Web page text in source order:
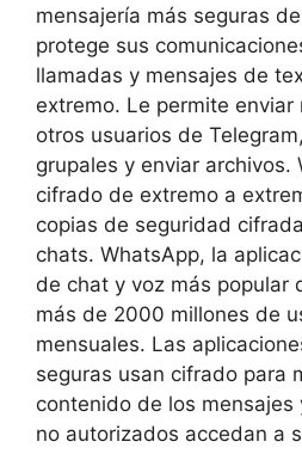
mensajería más seguras
protege sus
llamadas y mensajes de
extremo. Le permite enviar
otros usuarios de
grupales y enviar archivos.
cifrado de extremo a
copias de seguridad
chats. WhatsApp, la
de chat y voz más popular
más de 2000 millones de
mensuales. Las
seguras usan cifrado para
contenido de los mensajes
no autorizados accedan a